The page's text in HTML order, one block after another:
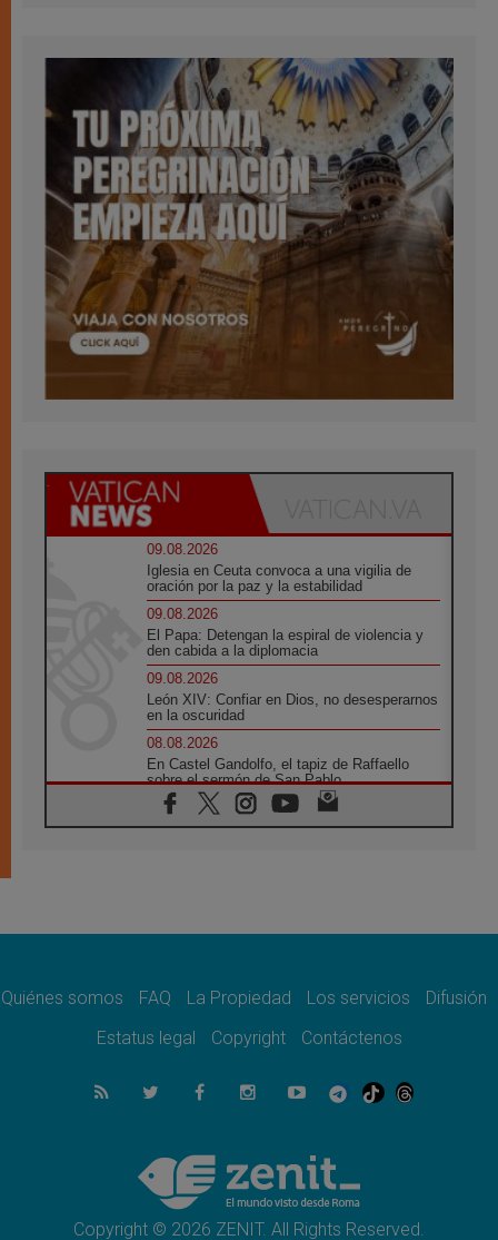
09.08.2026
Iglesia en Ceuta convoca a una vigilia de
oración por la paz y la estabilidad
09.08.2026
El Papa: Detengan la espiral de violencia y
den cabida a la diplomacia
09.08.2026
León XIV: Confiar en Dios, no desesperarnos
en la oscuridad
08.08.2026
En Castel Gandolfo, el tapiz de Raffaello
sobre el sermón de San Pablo
08.08.2026
En Colombia, «la paz no se compra con una
08.08.2026
08.08.2026
del Buen Consejo de Genazzano
Filipinas: el Vicariato Apostólico de Calapán
se convierte en diócesis
Honduras: Los desplazados invisibles de una
crisis olvidada
Quiénes somos FAQ La Propiedad Los servicios
Difusión
Estatus legal
Copyright Contáctenos
Copyright © 2026 ZENIT. All Rights Reserved.